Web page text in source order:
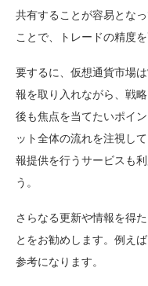
共有することが容易とな
ことで、トレードの精度
要するに、仮想通貨市場
報を取り入れながら、戦
後も焦点を当てたいポイ
ット全体の流れを注視し
報提供を行うサービスも
う。
さらなる更新や情報を得
とをお勧めします。例えば
参考になります。